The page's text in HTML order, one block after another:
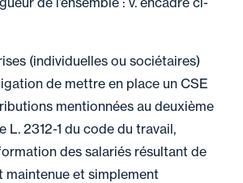
(individuelles ou sociétaires)
de mettre en place un CSE
mentionnées au deuxième
L. 2312-1 du code du travail,
des salariés résultant de
maintenue et simplement